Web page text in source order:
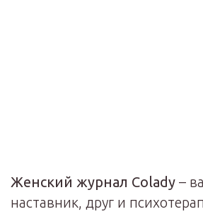
Женский журнал Colady –
наставник, друг и